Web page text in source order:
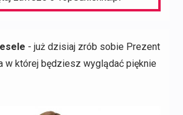
- już dzisiaj zrób sobie Prezent
w której będziesz wyglądać pięknie